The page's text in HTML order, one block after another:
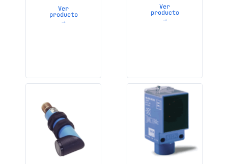
Ver
producto
→
Ver
producto
→